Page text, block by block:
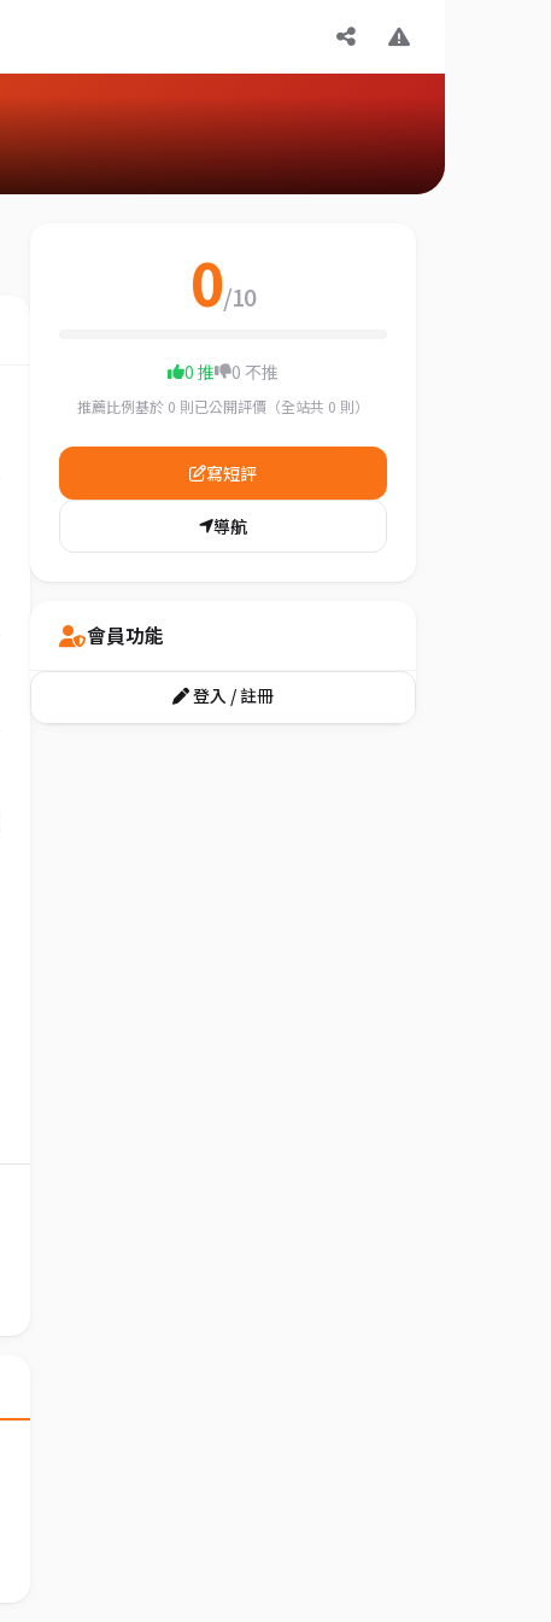
0/10
0 推 0 不推
推薦比例基於 0 則已公開評價（全站共 0 則）
寫短評
導航
會員功能
登入 / 註冊